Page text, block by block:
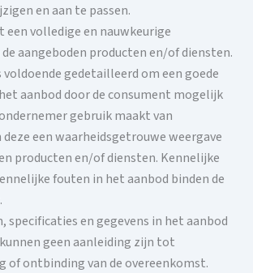
en aan te passen.
een volledige en nauwkeurige
aangeboden producten en/of diensten.
voldoende gedetailleerd om een ​​goede
aanbod door de consument mogelijk
gebruik maakt van
een waarheidsgetrouwe weergave
producten en/of diensten. Kennelijke
fouten in het aanbod binden de
specificaties en gegevens in het aanbod
geen aanleiding zijn tot
of ontbinding van de overeenkomst.